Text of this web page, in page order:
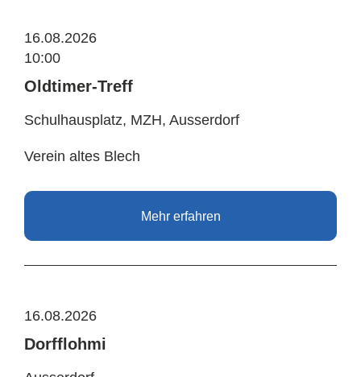
16.08.2026
10:00
Oldtimer-Treff
Schulhausplatz, MZH, Ausserdorf
Verein altes Blech
Mehr erfahren
16.08.2026
Dorfflohmi